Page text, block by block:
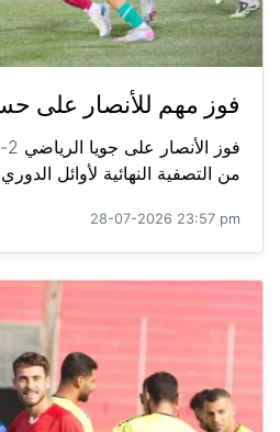
فوز مهم للأنصار على
من التصفية النهائية لأوائل الدوري
28-07-2026 23:57 pm